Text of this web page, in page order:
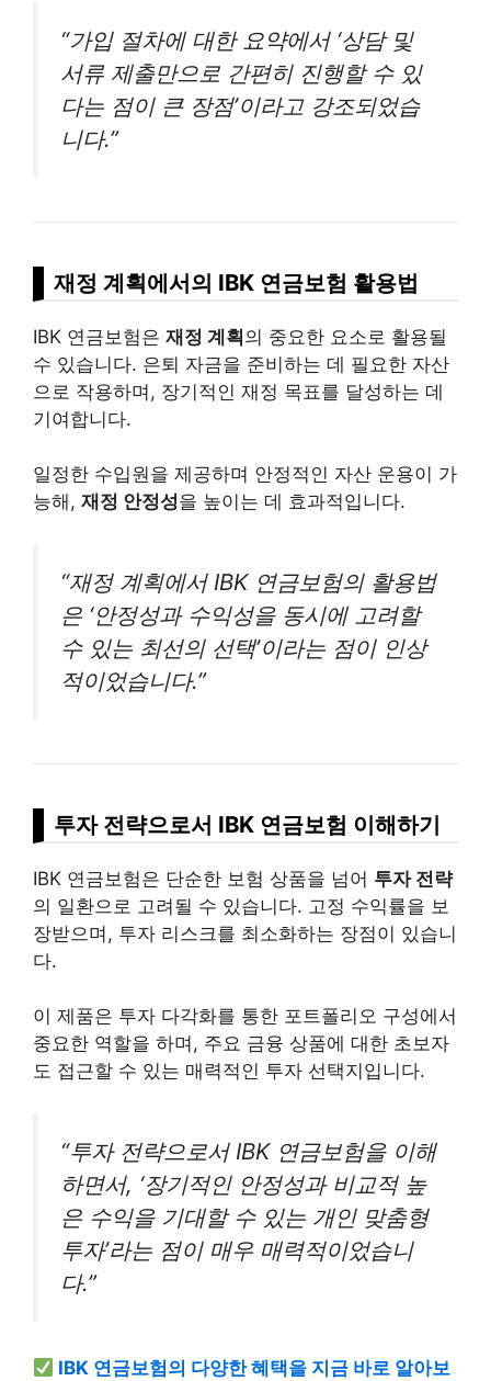
“가입 절차에 대한 요약에서 ‘상담 및
서류 제출만으로 간편히 진행할 수 있
다는 점이 큰 장점’이라고 강조되었습
니다.”
재정 계획에서의 IBK 연금보험 활용법
IBK 연금보험은 재정 계획의 중요한 요소로 활용될
수 있습니다. 은퇴 자금을 준비하는 데 필요한 자산
으로 작용하며, 장기적인 재정 목표를 달성하는 데
기여합니다.
일정한 수입원을 제공하며 안정적인 자산 운용이 가
능해, 재정 안정성을 높이는 데 효과적입니다.
“재정 계획에서 IBK 연금보험의 활용법
은 ‘안정성과 수익성을 동시에 고려할
수 있는 최선의 선택’이라는 점이 인상
적이었습니다.”
투자 전략으로서 IBK 연금보험 이해하기
IBK 연금보험은 단순한 보험 상품을 넘어 투자 전략
의 일환으로 고려될 수 있습니다. 고정 수익률을 보
장받으며, 투자 리스크를 최소화하는 장점이 있습니
다.
이 제품은 투자 다각화를 통한 포트폴리오 구성에서
중요한 역할을 하며, 주요 금융 상품에 대한 초보자
도 접근할 수 있는 매력적인 투자 선택지입니다.
“투자 전략으로서 IBK 연금보험을 이해
하면서, ‘장기적인 안정성과 비교적 높
은 수익을 기대할 수 있는 개인 맞춤형
투자’라는 점이 매우 매력적이었습니
다.”
IBK 연금보험의 다양한 혜택을 지금 바로 알아보